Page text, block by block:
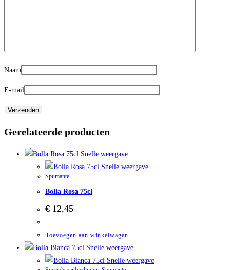
Naam
E-mail
Gerelateerde producten
Snelle weergave
Snelle weergave
Spumante
Bolla Rosa 75cl
€ 12,45
Toevoegen aan winkelwagen
Snelle weergave
Snelle weergave